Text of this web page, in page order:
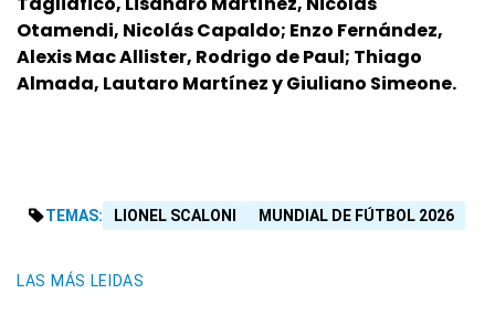
Otamendi, Nicolás Capaldo; Enzo Fernández,
Alexis Mac Allister, Rodrigo de Paul; Thiago
Almada, Lautaro Martínez y Giuliano Simeone.
TEMAS: LIONEL SCALONI MUNDIAL DE FÚTBOL 2026
LAS MÁS LEIDAS